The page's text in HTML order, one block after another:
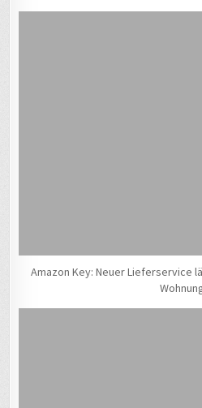
Amazon Key: Neuer Lieferservice